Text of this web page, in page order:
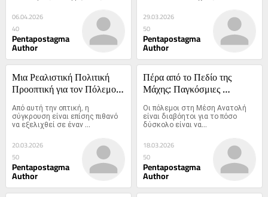
ηθικές ευθύνες των
επιστημόνων, των πολιτικών
και των παγκόσμιων ηγετών
06.04.2026
40
Pentapostagma
Author
περιοριζόμενους από κόστος,
κινδύνους και συστημικές
πιέσεις
29.03.2026
50
Pentapostagma
Author
Μια Ρεαλιστική Πολιτική
Προοπτική για τον Πόλεμο
Από αυτή την οπτική, η
σύγκρουση είναι επίσης πιθανό
να εξελιχθεί σε έναν
παρατεταμένο πόλεμο φθοράς
παρά σε μια σύντομη,
αποφασιστική εκστρατεία
20.03.2026
50
Pentapostagma
Author
Πέρα από το Πεδίο της
Μάχης: Παγκόσμιες
το Ιράν
Οι πόλεμοι στη Μέση Ανατολή
είναι διαβόητοι για το πόσο
δύσκολο είναι να...
18.03.2026
50
Pentapostagma
Author